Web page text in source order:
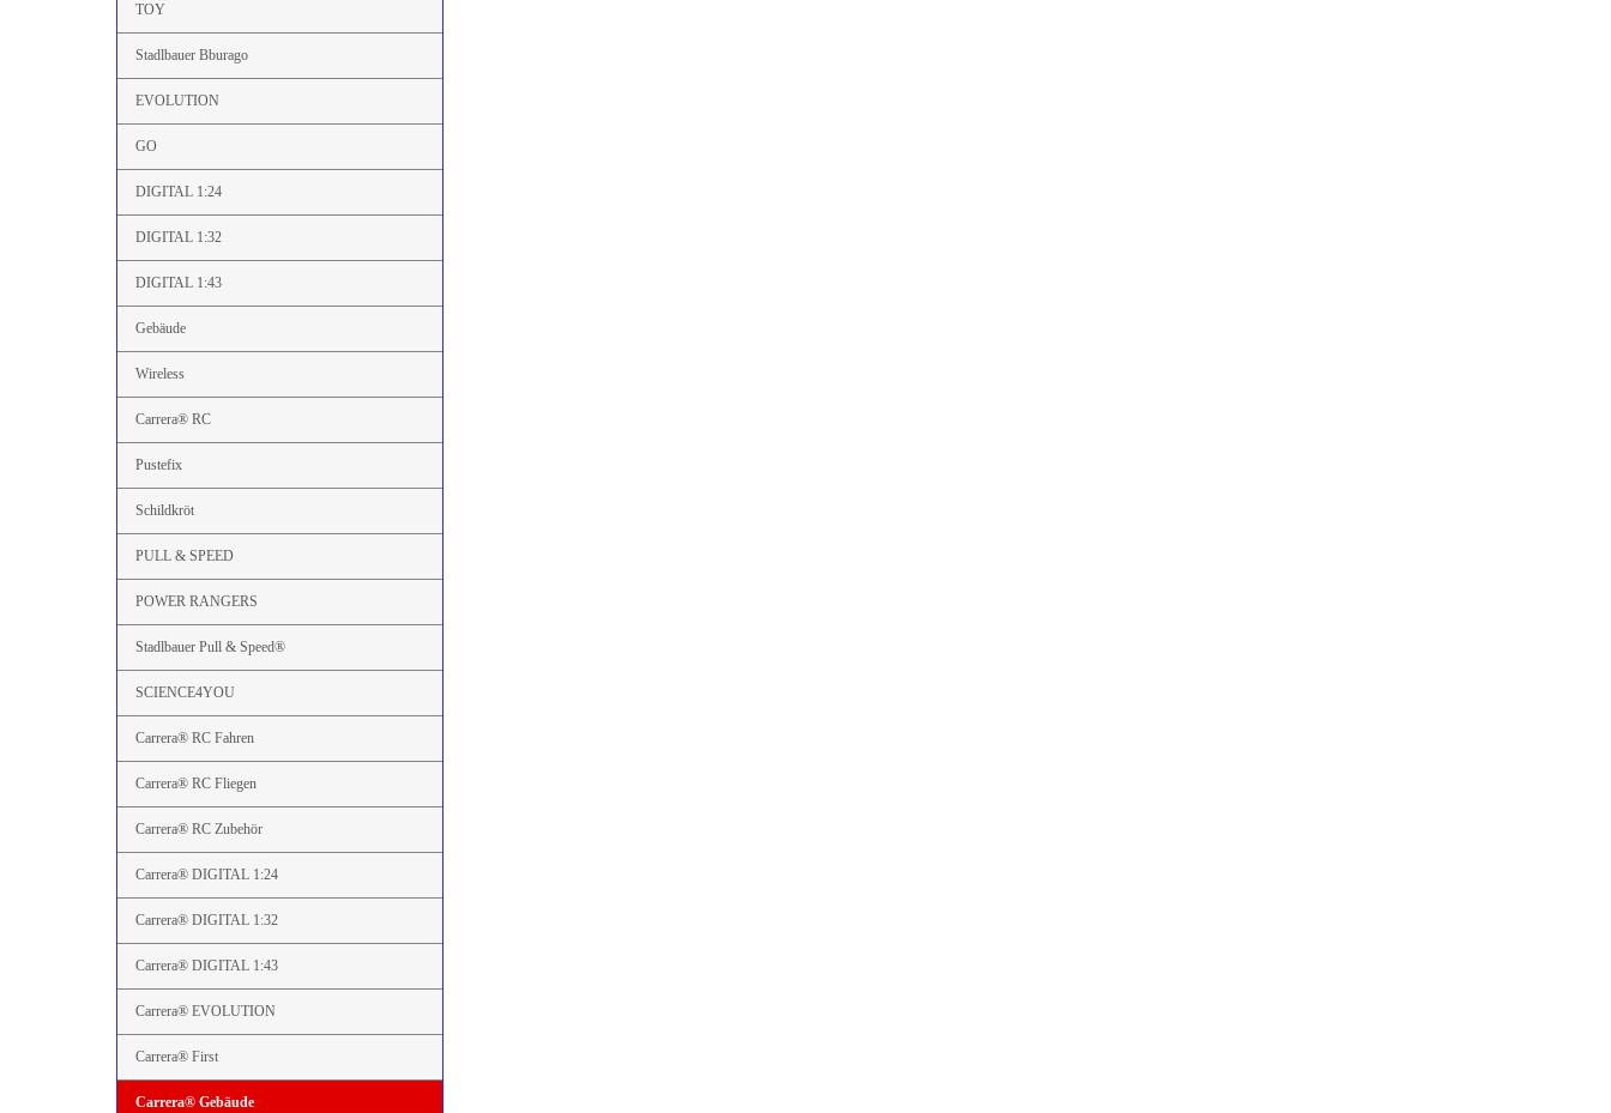
TOY
Stadlbauer Bburago
EVOLUTION
GO
DIGITAL 1:24
DIGITAL 1:32
DIGITAL 1:43
Gebäude
Wireless
Carrera® RC
Pustefix
Schildkröt
PULL & SPEED
POWER RANGERS
Stadlbauer Pull & Speed®
SCIENCE4YOU
Carrera® RC Fahren
Carrera® RC Fliegen
Carrera® RC Zubehör
Carrera® DIGITAL 1:24
Carrera® DIGITAL 1:32
Carrera® DIGITAL 1:43
Carrera® EVOLUTION
Carrera® First
Carrera® Gebäude